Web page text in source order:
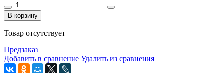
В корзину
Товар отсутствует
Предзаказ
Добавить в сравнение Удалить из сравнения